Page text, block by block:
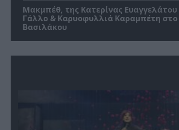
Μακμπέθ, της Κατερίνας Ευαγγελάτου
Γάλλο & Καρυοφυλλιά Καραμπέτη
Βασιλάκου